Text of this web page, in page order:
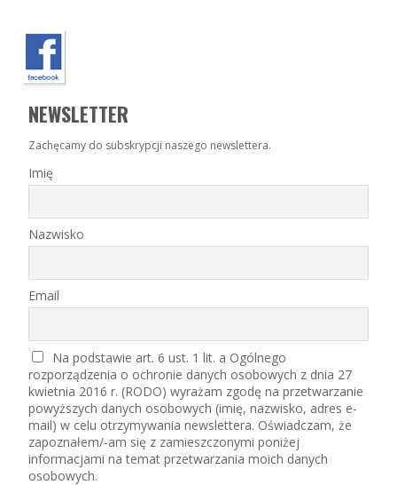
NEWSLETTER
Zachęcamy do subskrypcji naszego newslettera.
Imię
Nazwisko
Email
Na podstawie art. 6 ust. 1 lit. a Ogólnego
rozporządzenia o ochronie danych osobowych z dnia 27
kwietnia 2016 r. (RODO) wyrażam zgodę na przetwarzanie
powyższych danych osobowych (imię, nazwisko, adres e-
mail) w celu otrzymywania newslettera. Oświadczam, że
zapoznałem/-am się z zamieszczonymi poniżej
informacjami na temat przetwarzania moich danych
osobowych.